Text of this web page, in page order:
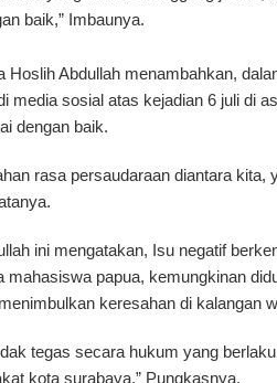
baik,” Imbaunya.
Abdullah menambahkan,
media sosial atas kejadian 6 juli di
dengan baik.
rasa persaudaraan diantara kita,
ini mengatakan, Isu negatif
papua, kemungkinan
keresahan di kalangan
tegas secara hukum yang
kota surabaya,” Pungkasnya.